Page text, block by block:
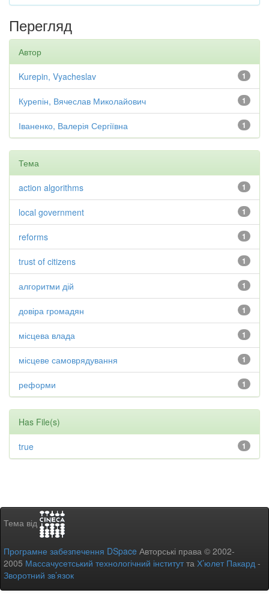
Перегляд
Автор
1
Kurepin, Vyacheslav
1
Курепін, Вячеслав Миколайович
1
Іваненко, Валерія Сергіївна
Тема
1
action algorithms
1
local government
1
reforms
1
trust of citizens
1
алгоритми дій
1
довіра громадян
1
місцева влада
1
місцеве самоврядування
1
реформи
Has File(s)
1
true
Тема від
Програмне забезпечення DSpace Авторські права © 2002-
2005 Массачусетський технологічний інститутта Х’юлет Пакард -
Зворотний зв’язок